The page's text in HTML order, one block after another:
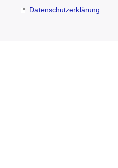
Datenschutzerklärung